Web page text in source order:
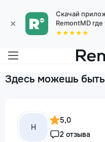
×
Скачай
RemontMD где
★★★★★
Здесь можешь
Н
5,0
2 отзыва